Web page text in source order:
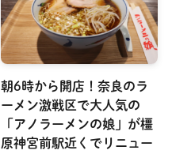
朝6時から開店！奈良のラ
ーメン激戦区で大人気の
「アノラーメンの娘」が橿
原神宮前駅近くでリニュー